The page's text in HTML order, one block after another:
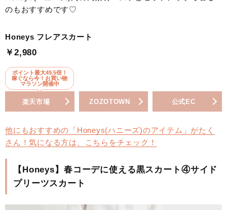
のもおすすめです♡
Honeys フレアスカート
￥2,980
ポイント最大49.5倍！
稼ぐなら今！お買い物
マラソン開催中
楽天市場 ZOZOTOWN 公式EC
他にもおすすめの「Honeys(ハニーズ)のアイテム」がたく
さん！気になる方は、こちらをチェック！
【Honeys】春コーデに使える黒スカート④サイド
プリーツスカート